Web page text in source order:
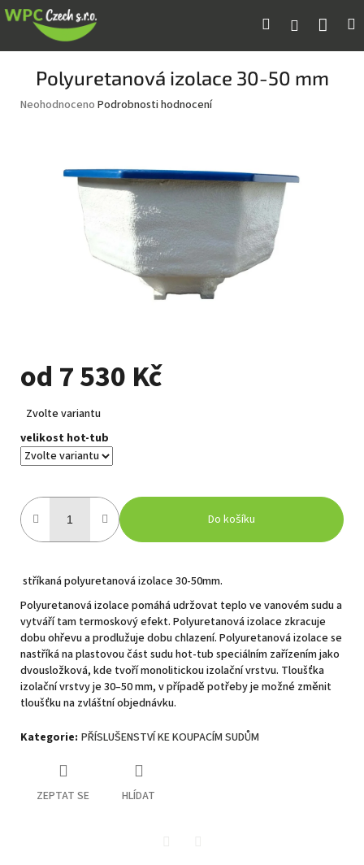
Přejít
na
Hledat Přihlášení
Polyuretanová izolace 30-50 mm
Průměrné
Neohodnoceno Podrobnosti hodnocení
od 7 530 Kč
cena:
Zvolte variantu
velikost hot-tub
Do košíku
stříkaná polyuretanová izolace 30-50mm.
Polyuretanová izolace pomáhá udržovat teplo ve vanovém sudu a
vytváří tam termoskový efekt. Polyuretanová izolace zkracuje
dobu ohřevu a prodlužuje dobu chlazení. Polyuretanová izolace se
nastříká na plastovou část sudu hot-tub speciálním zařízením jako
dvousložková, kde tvoří monolitickou izolační vrstvu. Tloušťka
izolační vrstvy je 30–50 mm, v případě potřeby je možné změnit
tloušťku na zvláštní objednávku.
Kategorie: PŘÍSLUŠENSTVÍ KE KOUPACÍM SUDŮM
ZEPTAT SE HLÍDAT